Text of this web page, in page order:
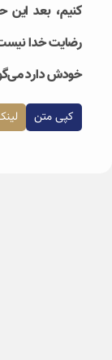
کنیم، بعد
رضایت خدا
خودش دارد
کپی متن